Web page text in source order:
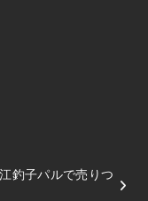
釣子パルで売りつ